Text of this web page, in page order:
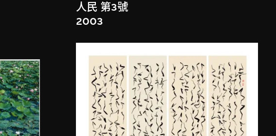
人民 第3號
2003